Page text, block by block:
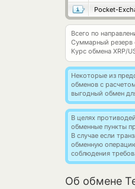
Pocket-
Всего по
Суммарный резерв
Курс обмена XRP/
Некоторые из
обменов с
выгодный обмен
В целях
обменные пункты
В случае если
обменную
соблюдения
Об обмене